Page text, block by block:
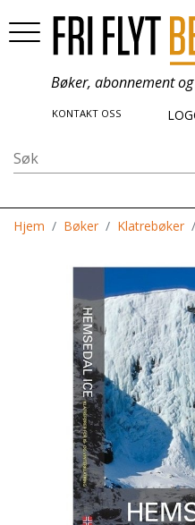
Bøker, abonnement
KONTAKT OSS
Hjem Bøker Klatrebøker